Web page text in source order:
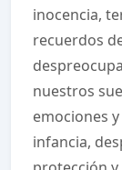
inocencia,
recuerdos
nuestros
emociones
infancia,